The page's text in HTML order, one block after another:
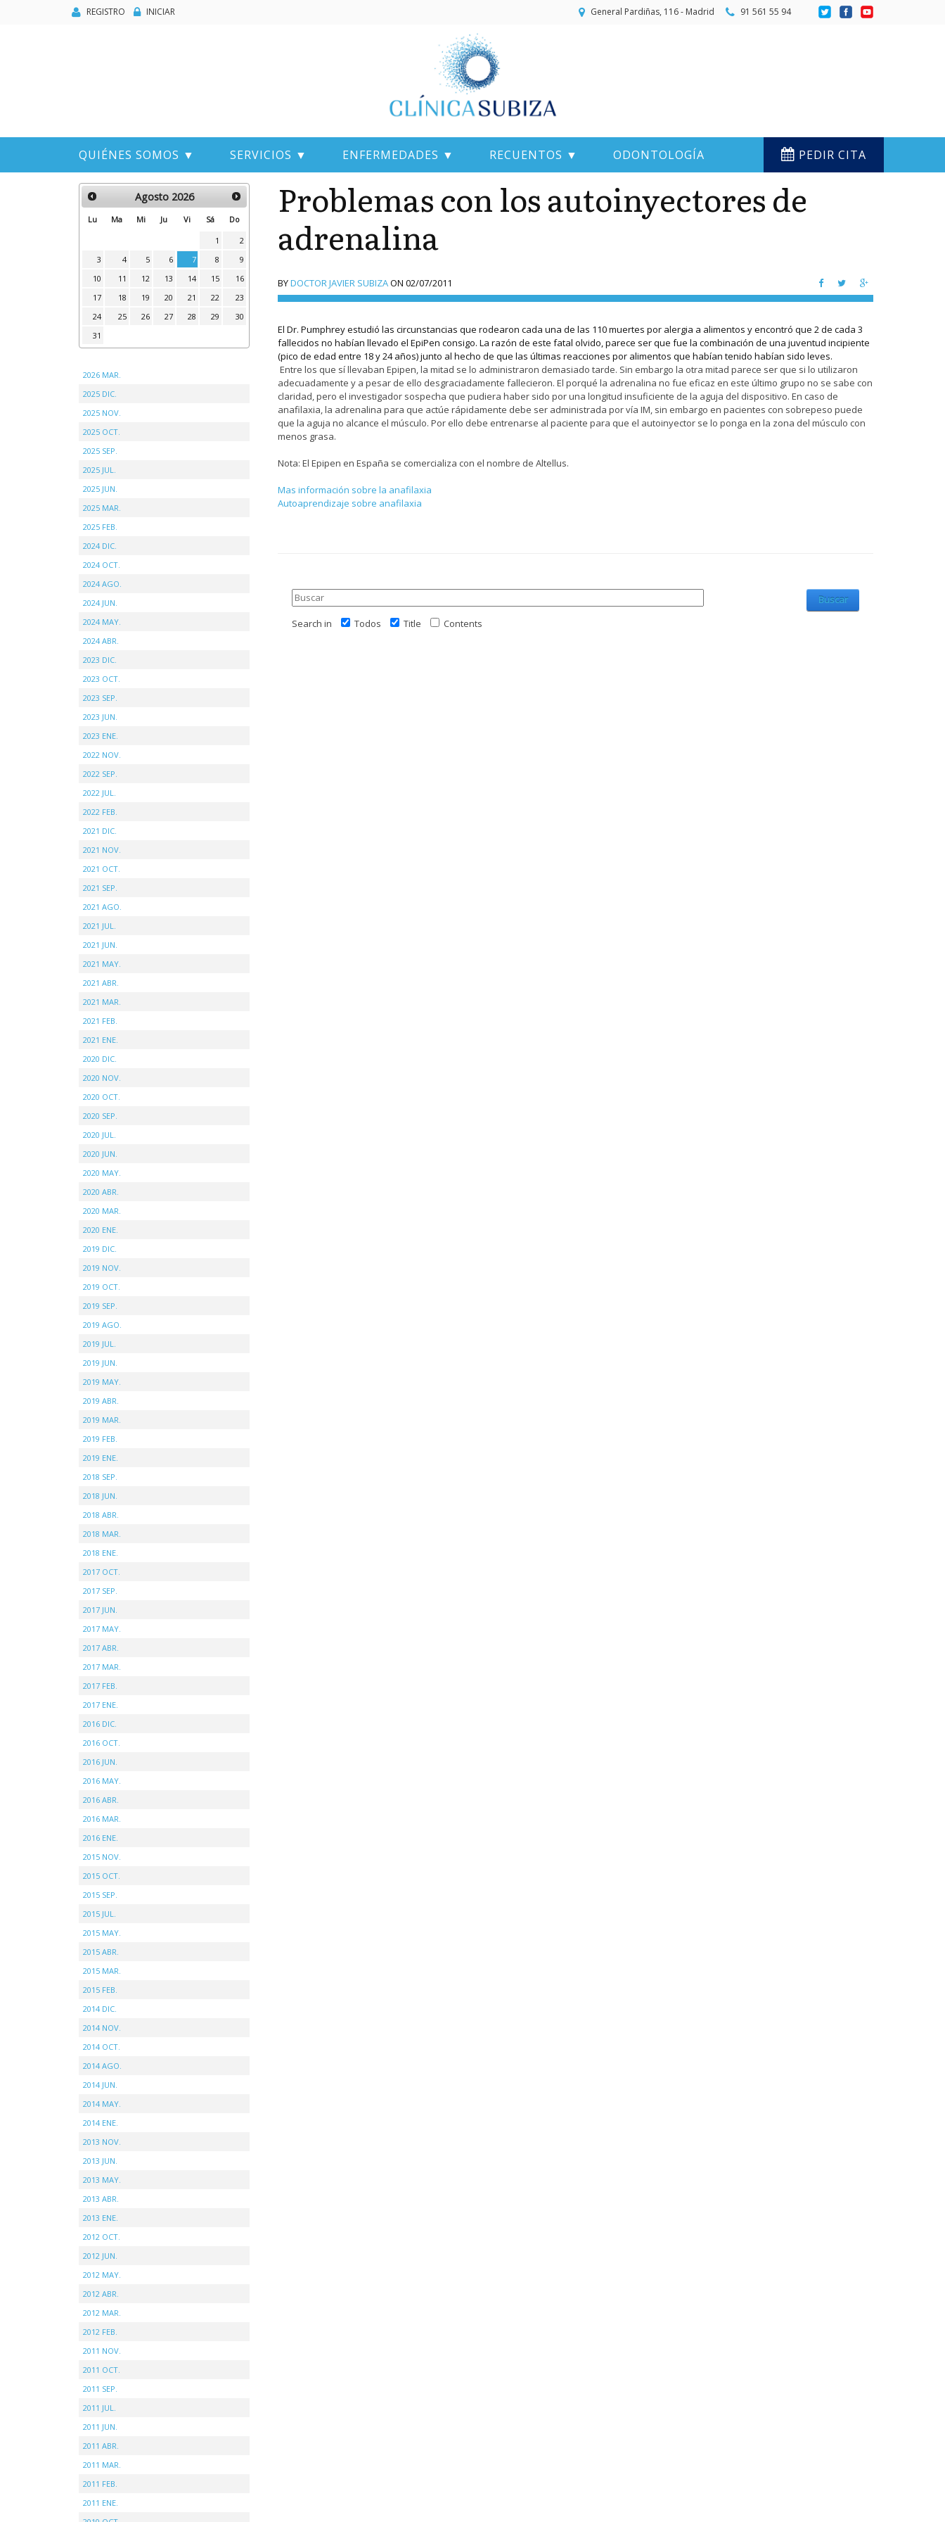
REGISTRO INICIAR General Pardiñas, 116 - Madrid 91 561 55 94
QUIÉNES SOMOS ▼ SERVICIOS ▼ ENFERMEDADES ▼ RECUENTOS ▼ ODONTOLOGÍA PEDIR CITA
Problemas con los autoinyectores de
adrenalina
BYDOCTOR JAVIER SUBIZAON 02/07/2011
El Dr. Pumphrey estudió las circunstancias que rodearon cada una de las 110 muertes por alergia a alimentos y encontró que 2 de cada 3
fallecidos no habían llevado el EpiPen consigo. La razón de este fatal olvido, parece ser que fue la combinación de una juventud incipiente
(pico de edad entre 18 y 24 años) junto al hecho de que las últimas reacciones por alimentos que habían tenido habían sido leves.
Entre los que sí llevaban Epipen, la mitad se lo administraron demasiado tarde. Sin embargo la otra mitad parece ser que si lo utilizaron
adecuadamente y a pesar de ello desgraciadamente fallecieron. El porqué la adrenalina no fue eficaz en este último grupo no se sabe con
claridad, pero el investigador sospecha que pudiera haber sido por una longitud insuficiente de la aguja del dispositivo. En caso de
anafilaxia, la adrenalina para que actúe rápidamente debe ser administrada por vía IM, sin embargo en pacientes con sobrepeso puede
que la aguja no alcance el músculo. Por ello debe entrenarse al paciente para que el autoinyector se lo ponga en la zona del músculo con
menos grasa.
Nota: El Epipen en España se comercializa con el nombre de Altellus.
Mas información sobre la anafilaxia
Autoaprendizaje sobre anafilaxia
Buscar
Search in
Todos Title Contents
Agosto 2026
Lu Ma Mi Ju Vi Sá Do
1
2
3
4 5 6 7 8
9
10
11 12 13 14 15
16
17
18 19 20 21 22
23
24
25 26 27 28 29
30
31
2026 MAR.
2025 DIC.
2025 NOV.
2025 OCT.
2025 SEP.
2025 JUL.
2025 JUN.
2025 MAR.
2025 FEB.
2024 DIC.
2024 OCT.
2024 AGO.
2024 JUN.
2024 MAY.
2024 ABR.
2023 DIC.
2023 OCT.
2023 SEP.
2023 JUN.
2023 ENE.
2022 NOV.
2022 SEP.
2022 JUL.
2022 FEB.
2021 DIC.
2021 NOV.
2021 OCT.
2021 SEP.
2021 AGO.
2021 JUL.
2021 JUN.
2021 MAY.
2021 ABR.
2021 MAR.
2021 FEB.
2021 ENE.
2020 DIC.
2020 NOV.
2020 OCT.
2020 SEP.
2020 JUL.
2020 JUN.
2020 MAY.
2020 ABR.
2020 MAR.
2020 ENE.
2019 DIC.
2019 NOV.
2019 OCT.
2019 SEP.
2019 AGO.
2019 JUL.
2019 JUN.
2019 MAY.
2019 ABR.
2019 MAR.
2019 FEB.
2019 ENE.
2018 SEP.
2018 JUN.
2018 ABR.
2018 MAR.
2018 ENE.
2017 OCT.
2017 SEP.
2017 JUN.
2017 MAY.
2017 ABR.
2017 MAR.
2017 FEB.
2017 ENE.
2016 DIC.
2016 OCT.
2016 JUN.
2016 MAY.
2016 ABR.
2016 MAR.
2016 ENE.
2015 NOV.
2015 OCT.
2015 SEP.
2015 JUL.
2015 MAY.
2015 ABR.
2015 MAR.
2015 FEB.
2014 DIC.
2014 NOV.
2014 OCT.
2014 AGO.
2014 JUN.
2014 MAY.
2014 ENE.
2013 NOV.
2013 JUN.
2013 MAY.
2013 ABR.
2013 ENE.
2012 OCT.
2012 JUN.
2012 MAY.
2012 ABR.
2012 MAR.
2012 FEB.
2011 NOV.
2011 OCT.
2011 SEP.
2011 JUL.
2011 JUN.
2011 ABR.
2011 MAR.
2011 FEB.
2011 ENE.